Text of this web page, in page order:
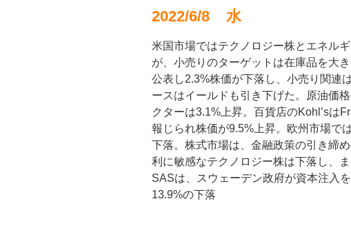
2022/6/8 水
米国市場ではテクノロジー株とエネル
が、小売りのターゲットは在庫品を大
公表し2.3%株価が下落し、小売り関連
ースはイールドも引き下げた。原油価
クターは3.1%上昇。百貨店のKohl’sは
報じられ株価が9.5%上昇。欧州市場で
下落。株式市場は、金融政策の引き締
利に敏感なテクノロジー株は下落し、
SASは、スウェーデン政府が資本注入
13.9%の下落